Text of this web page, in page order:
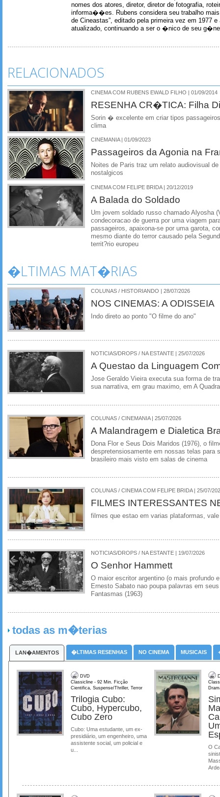
nomes dos atores, diretor, diretor de fotografia,
informa��es. Rubens considera seu trabalho
de Cineastas”, editado pela primeira vez em 1977 e
atualizado, continuando a ser o �nico de seu
RELACIONADOS
CINEMA COM RUBENS EWALD FILHO | 01/09/2014
RESENHA CR�TICA: Filha
Sorin � excelente em criar tipos
clima
CINEMANIA | 01/09/2023
Passageiros da Agonia na
Noites de Paris traz um relato audiovisual
nostalgicos
CINEMA COM FELIPE BRIDA | 20/12/2019
A Balada do Soldado
Um jovem soldado russo chamado Alyosha
condecoracao de guerra por uma viagem
passageiros, apaixona-se por uma garota,
mesmo diante do terror causado pela
territ?rio europeu
�LTIMAS MAT�RIAS
COLUNAS / HISTORIANDO | 28/07/2026
NOS CINEMAS: A ODISSEIA
Indo direto ao ponto "O filme do ano"
NOTICIAS/DROPS / NA ESTANTE | 25/07/2026
A Questao da Linguagem
Jose Geraldo Vieira executa sua forma de
sua narrativa, em grau maximo, em A
COLUNAS / CINEMANIA | 25/07/2026
A Malandragem e Dialetica
Dona Flor e Seus Dois Maridos (1976), o
despretensiosamente em nossas telas para
brasileiro mais visto em salas de cinema
COLUNAS / CINEMA COM FELIPE BRIDA | 25/07/
FILMES INTERESSANTES
filmes que estao em varias plataformas,
NOTICIAS/DROPS / NA ESTANTE | 19/07/2026
O Senhor Hammett
O maior escritor argentino (o mais profundo
Ernesto Sabato nao poupa palavras em
Fantasmas (1963)
todas as m�terias
LAN�AMENTOS �LTIMAS RESENHAS NO CINEMA MUSICAIS
DVD
Classicline - 92 Min. Ficção
Cientifica, Suspense/Thriller, Terror
Trilogia Cubo:
Cubo, Hypercubo,
Cubo Zero
Cubo: Uma estudante, um ex-
presidiário, um engenheiro, uma
assistente social, um policial e
u...
O